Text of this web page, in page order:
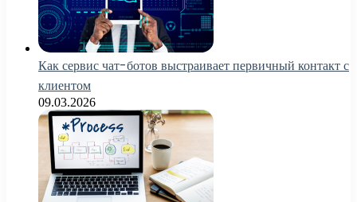
Как сервис чат-ботов выстраивает первичный контакт с
клиентом
09.03.2026